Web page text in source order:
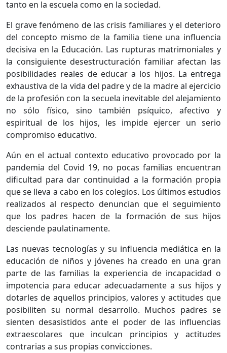
tanto en la escuela como en la sociedad.
El grave fenómeno de las crisis familiares y el deterioro
del concepto mismo de la familia tiene una influencia
decisiva en la Educación. Las rupturas matrimoniales y
la consiguiente desestructuración familiar afectan las
posibilidades reales de educar a los hijos. La entrega
exhaustiva de la vida del padre y de la madre al ejercicio
de la profesión con la secuela inevitable del alejamiento
no sólo físico, sino también psíquico, afectivo y
espiritual de los hijos, les impide ejercer un serio
compromiso educativo.
Aún en el actual contexto educativo provocado por la
pandemia del Covid 19, no pocas familias encuentran
dificultad para dar continuidad a la formación propia
que se lleva a cabo en los colegios. Los últimos estudios
realizados al respecto denuncian que el seguimiento
que los padres hacen de la formación de sus hijos
desciende paulatinamente.
Las nuevas tecnologías y su influencia mediática en la
educación de niños y jóvenes ha creado en una gran
parte de las familias la experiencia de incapacidad o
impotencia para educar adecuadamente a sus hijos y
dotarles de aquellos principios, valores y actitudes que
posibiliten su normal desarrollo. Muchos padres se
sienten desasistidos ante el poder de las influencias
extraescolares que inculcan principios y actitudes
contrarias a sus propias convicciones.